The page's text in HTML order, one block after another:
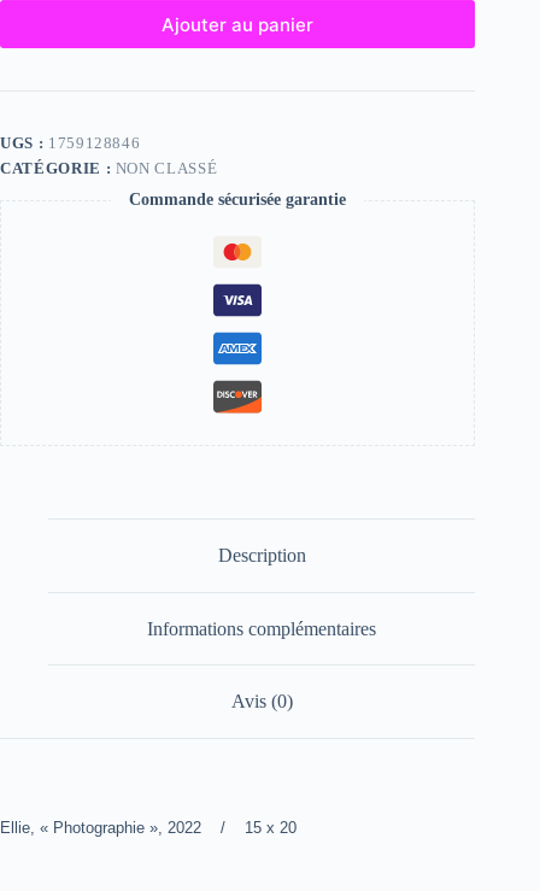
Ajouter au panier
UGS : 1759128846
CATÉGORIE : NON CLASSÉ
Commande sécurisée garantie
Description
Informations complémentaires
Avis (0)
Ellie, « Photographie », 2022 / 15 x 20